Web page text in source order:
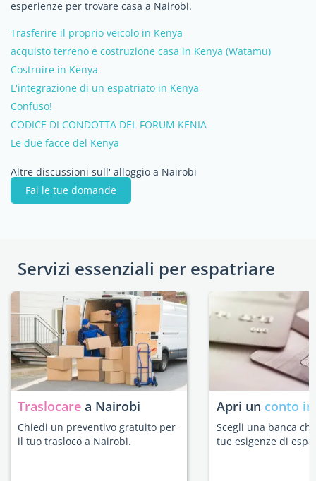
esperienze per trovare casa a Nairobi.
Trasferire il proprio veicolo in Kenya
acquisto terreno e costruzione casa in Kenya (Watamu)
Costruire in Kenya
L'integrazione di un espatriato in Kenya
Confuso!
CODICE DI CONDOTTA DEL FORUM KENIA
Le due facce del Kenya
Altre discussioni sull' alloggio a Nairobi
Fai le tue domande
Servizi essenziali per espatriare
Traslocare a Nairobi
Chiedi un preventivo gratuito per
il tuo trasloco a Nairobi.
Apri un conto
Scegli una banca
tue esigenze di